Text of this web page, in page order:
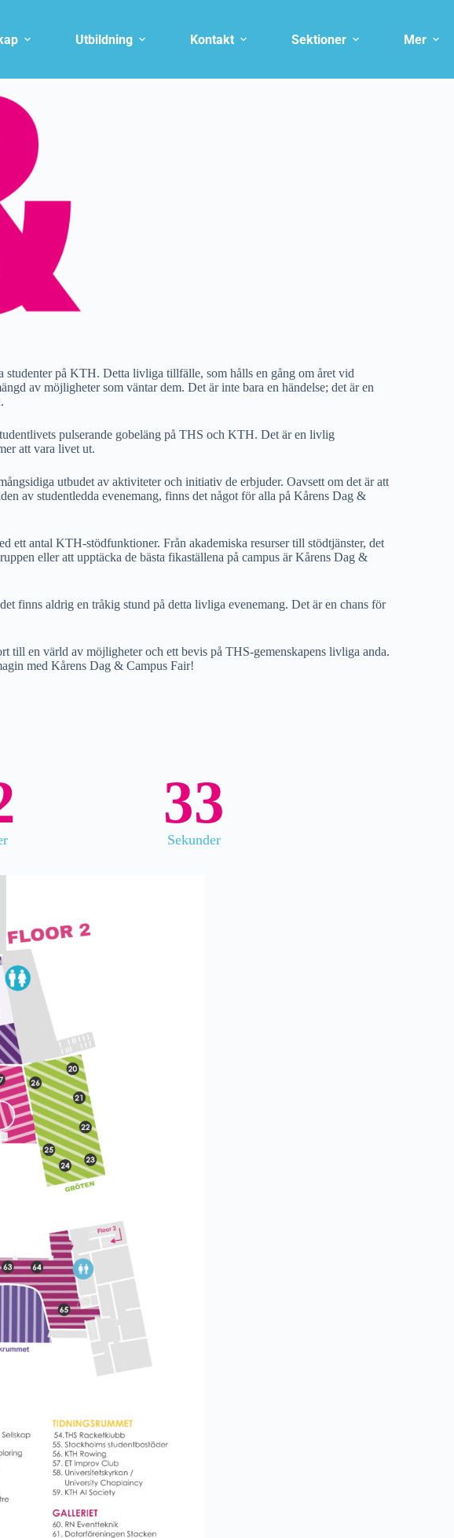
Utbildning Kontakt Sektioner Mer
studenter på KTH. Detta livliga tillfälle, som hålls en gång om året vid
av möjligheter som väntar dem. Det är inte bara en händelse; det är en
pulserande gobeläng på THS och KTH. Det är en livlig
att vara livet ut.
utbudet av aktiviteter och initiativ de erbjuder. Oavsett om det är att
av studentledda evenemang, finns det något för alla på Kårens Dag &
ett antal KTH-stödfunktioner. Från akademiska resurser till stödtjänster, det
eller att upptäcka de bästa fikaställena på campus är Kårens Dag &
finns aldrig en tråkig stund på detta livliga evenemang. Det är en chans för
till en värld av möjligheter och ett bevis på THS-gemenskapens livliga anda.
med Kårens Dag & Campus Fair!
32
Sekunder